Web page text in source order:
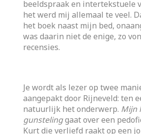
beeldspraak en intertekstuele
het werd mij allemaal te veel.
het boek naast mijn bed,
was daarin niet de enige, zo
recensies.
Je wordt als lezer op twee
aangepakt door Rijneveld: ten
natuurlijk het onderwerp. Mijn
gunstelinggaat over een
Kurt die verliefd raakt op een